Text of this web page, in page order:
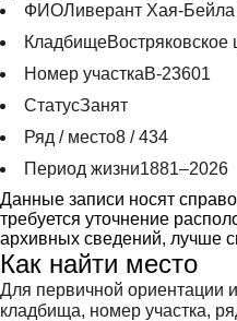
ФИОЛиверант Хая-
Кладбище
Номер участкаВ-23601
СтатусЗанят
Ряд / место8 / 434
Период жизни1881–2026
Данные записи носят
требуется уточнение
архивных сведений, лучше
Как найти место
Для первичной ориентации
кладбища, номер участка,